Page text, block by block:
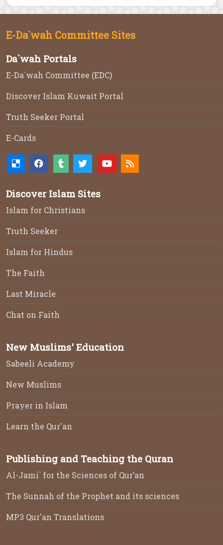
E-Da`wah Committee Sites
Da`wah Portals
E-Da`wah Committee (EDC)
Discover Islam Kuwait Portal
Truth Seeker Portal
E-Cards
Discover Islam Sites
Islam for Christians
Truth Seeker
Islam for Hindus
The Faith
Last Miracle
Chat on Faith
New Muslims' Education
Sabeeli Academy
New Muslims
Prayer in Islam
Learn the Qur'an
Publishing and Teaching the Quran
Al-Jami` for the Sciences of Qur’an
The Sunnah of the Prophet and its sciences
MP3 Qur'an Translations